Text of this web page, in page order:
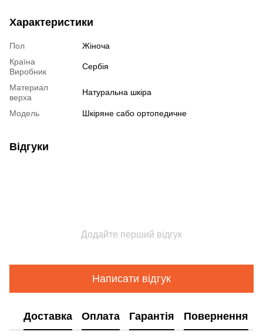
Характеристики
Пол
Жіноча
Країна
Виробник
Сербія
Материал
верха
Натуральна шкіра
Модель Шкіряне сабо ортопедичне
Відгуки
Додайте перший відгук
Написати відгук
Доставка Оплата Гарантія Повернення